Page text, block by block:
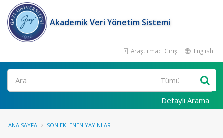
Akademik Veri Yönetim Sistemi
Araştırmacı Girişi English
Ara
Detaylı Arama
ANA SAYFA SON EKLENEN YAYINLAR